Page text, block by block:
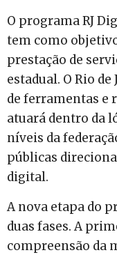
O programa RJ
tem como
prestação de
estadual. O Rio
de ferramentas e
atuará dentro da
níveis da
públicas
digital.
A nova etapa do
duas fases. A
compreensão da